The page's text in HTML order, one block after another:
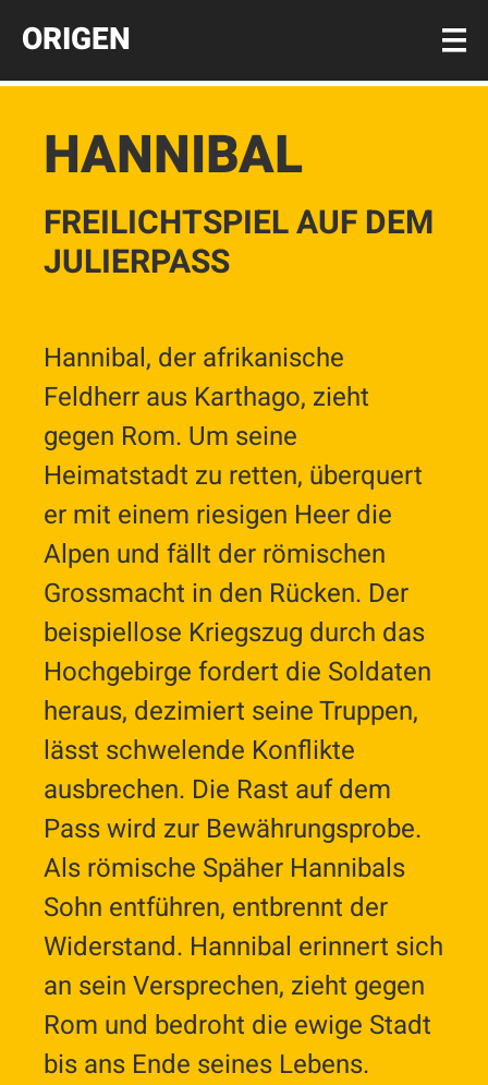
zumORIGEN
HANNIBAL
FREILICHTSPIEL AUF DEM
JULIERPASS
Hannibal, der afrikanische
Feldherr aus Karthago, zieht
gegen Rom. Um seine
Heimatstadt zu retten, überquert
er mit einem riesigen Heer die
Alpen und fällt der römischen
Grossmacht in den Rücken. Der
beispiellose Kriegszug durch das
Hochgebirge fordert die Soldaten
heraus, dezimiert seine Truppen,
lässt schwelende Konflikte
ausbrechen. Die Rast auf dem
Pass wird zur Bewährungsprobe.
Als römische Späher Hannibals
Sohn entführen, entbrennt der
Widerstand. Hannibal erinnert sich
an sein Versprechen, zieht gegen
Rom und bedroht die ewige Stadt
bis ans Ende seines Lebens.